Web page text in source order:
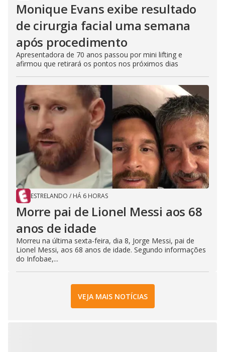
Monique Evans exibe resultado
de cirurgia facial uma semana
após procedimento
Apresentadora de 70 anos passou por mini lifting e
afirmou que retirará os pontos nos próximos dias
ESTRELANDO / HÁ 6 HORAS
Morre pai de Lionel Messi aos 68
anos de idade
Morreu na última sexta-feira, dia 8, Jorge Messi, pai de
Lionel Messi, aos 68 anos de idade. Segundo informações
do Infobae,...
VEJA MAIS NOTÍCIAS